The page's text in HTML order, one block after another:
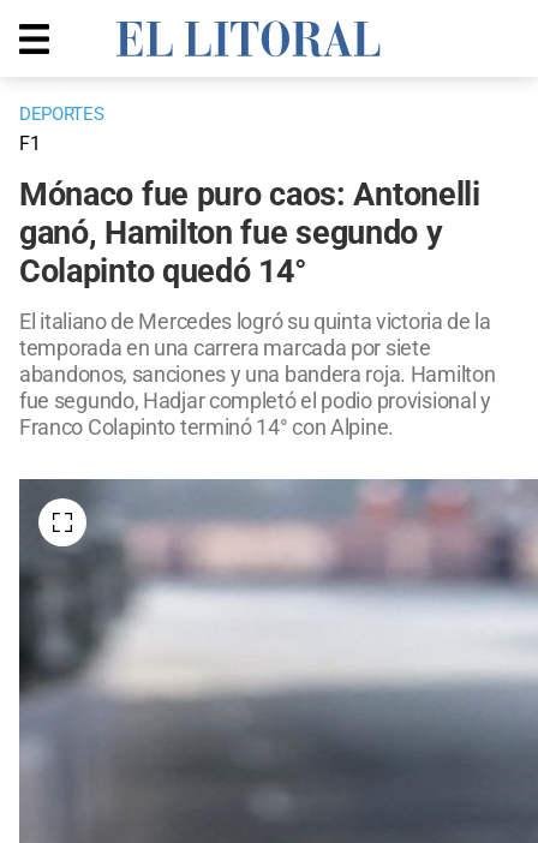
DEPORTES
F1
Mónaco fue puro caos: Antonelli
ganó, Hamilton fue segundo y
Colapinto quedó 14°
El italiano de Mercedes logró su quinta victoria de la
temporada en una carrera marcada por siete
abandonos, sanciones y una bandera roja. Hamilton
fue segundo, Hadjar completó el podio provisional y
Franco Colapinto terminó 14° con Alpine.